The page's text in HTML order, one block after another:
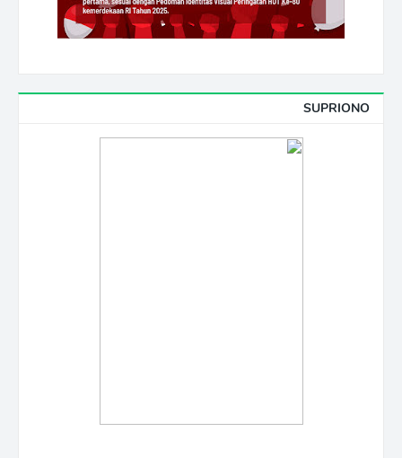
SUPRIONO